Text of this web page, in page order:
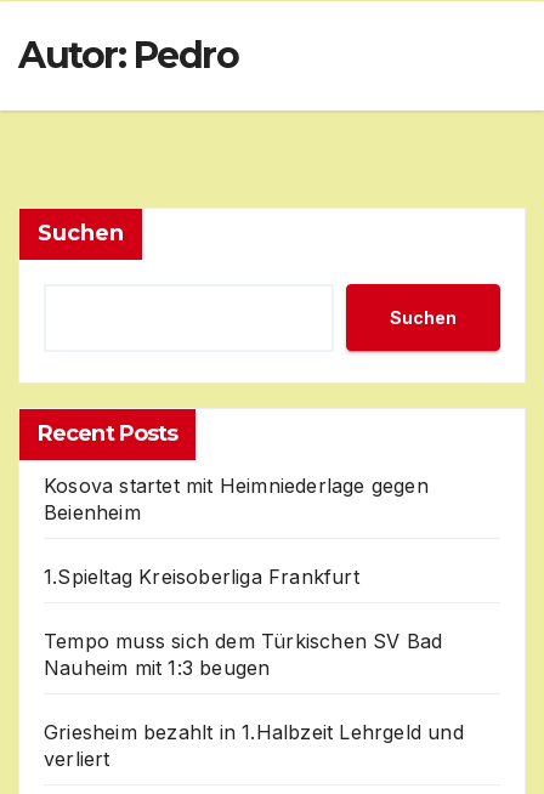
Autor: Pedro
Suchen
Suchen
Recent Posts
Kosova startet mit Heimniederlage gegen
Beienheim
1.Spieltag Kreisoberliga Frankfurt
Tempo muss sich dem Türkischen SV Bad
Nauheim mit 1:3 beugen
Griesheim bezahlt in 1.Halbzeit Lehrgeld und
verliert